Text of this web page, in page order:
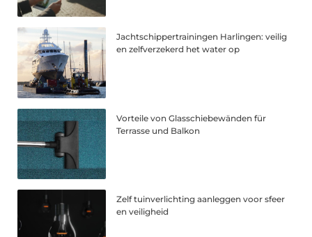
Jachtschippertrainingen Harlingen: veilig
en zelfverzekerd het water op
Vorteile von Glasschiebewänden für
Terrasse und Balkon
Zelf tuinverlichting aanleggen voor sfeer
en veiligheid